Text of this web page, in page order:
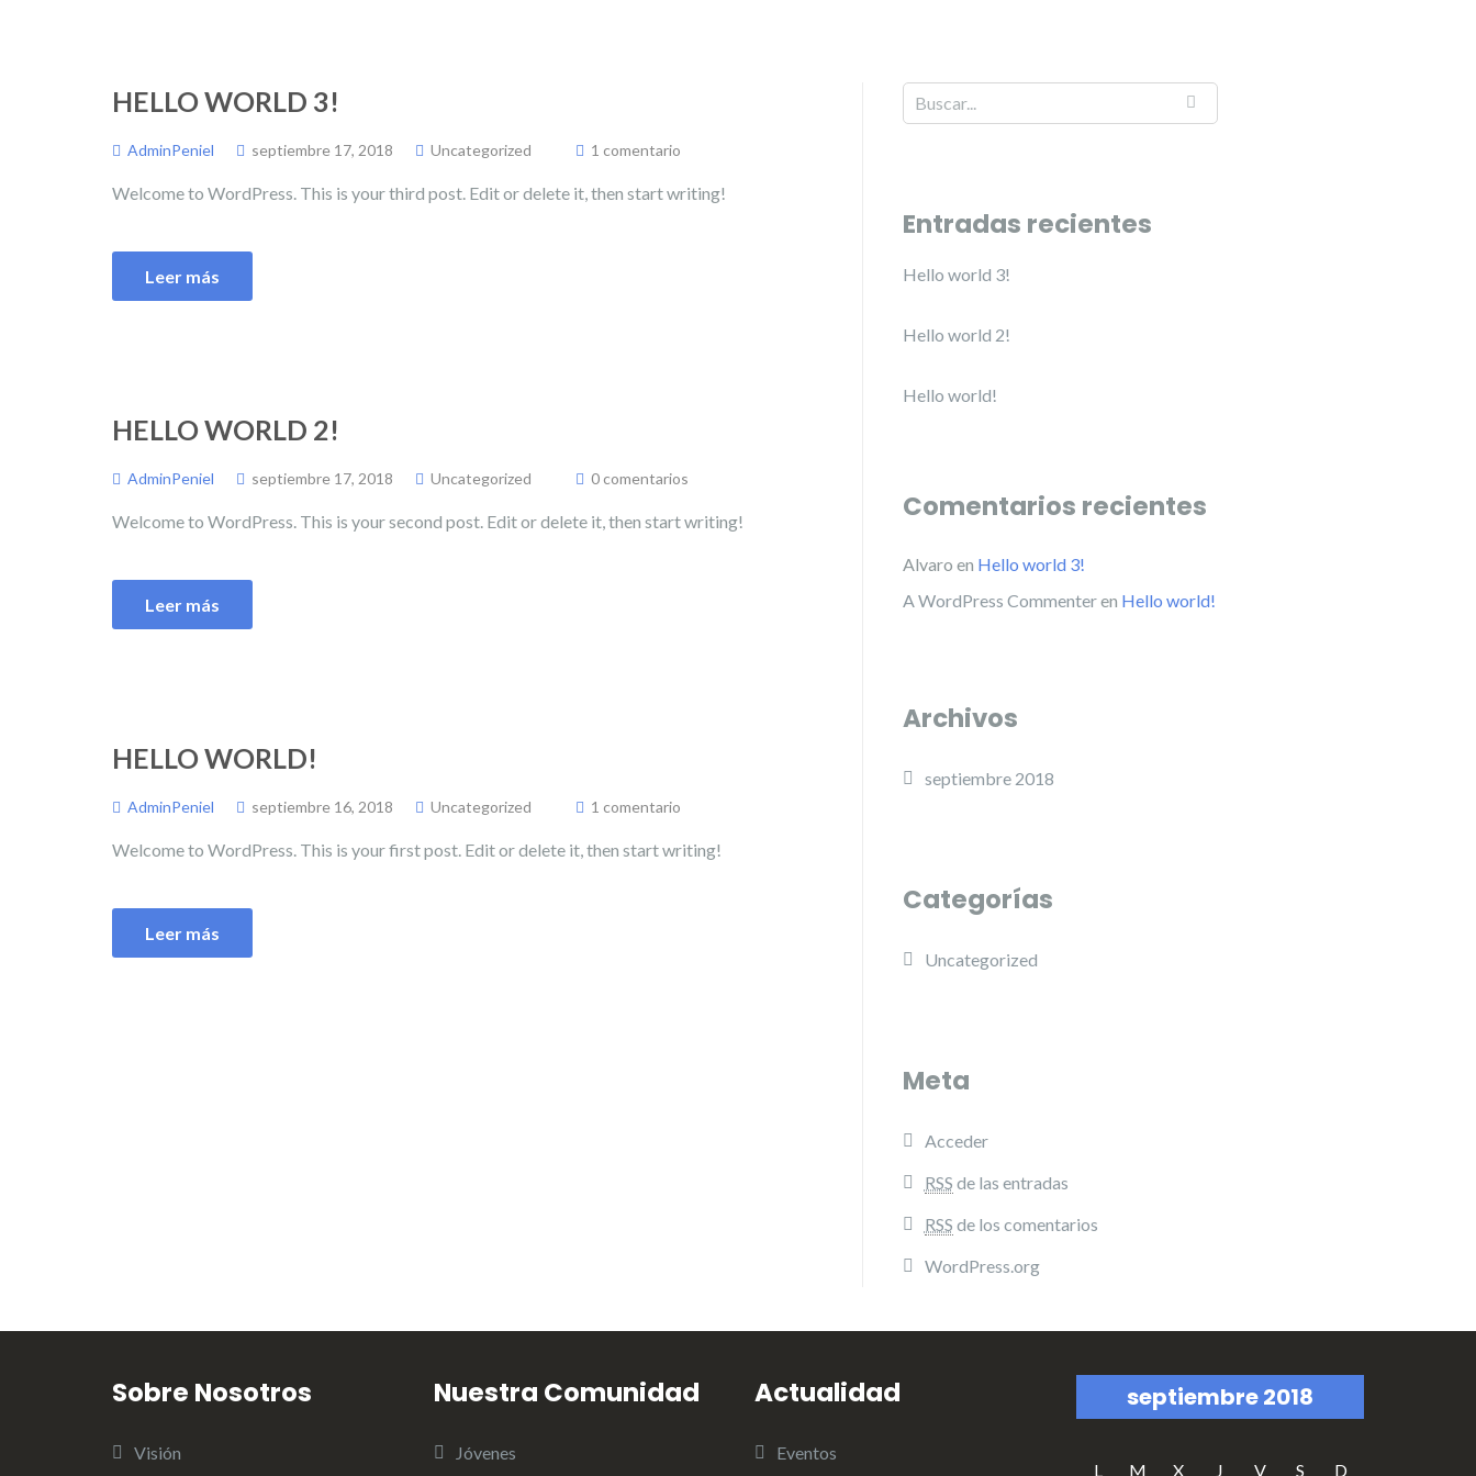
HELLO WORLD 3!
AdminPeniel septiembre 17, 2018 Uncategorized 1 comentario
Welcome to WordPress. This is your third post. Edit or delete it, then start writing!
Leer más
HELLO WORLD 2!
AdminPeniel septiembre 17, 2018 Uncategorized 0 comentarios
Welcome to WordPress. This is your second post. Edit or delete it, then start writing!
Leer más
HELLO WORLD!
AdminPeniel septiembre 16, 2018 Uncategorized 1 comentario
Welcome to WordPress. This is your first post. Edit or delete it, then start writing!
Leer más
Entradas recientes
Hello world 3!
Hello world 2!
Hello world!
Comentarios recientes
Alvaro en Hello world 3!
A WordPress Commenteren Hello world!
Archivos
septiembre 2018
Categorías
Uncategorized
Meta
Acceder
RSS de las entradas
RSS de los comentarios
WordPress.org
Sobre Nosotros
Visión
Nuestra Comunidad
Jóvenes
Actualidad
Eventos
septiembre 2018
L M X J V S D